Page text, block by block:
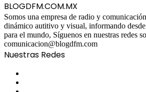
BLOGDFM.COM.MX
Somos una empresa de radio y
dinámico autitivo y visual, informando
para el mundo, Síguenos en nuestras redes
comunicacion@blogdfm.com
Nuestras Redes